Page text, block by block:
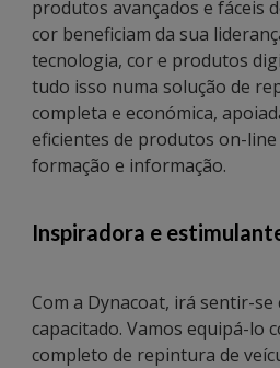
produtos avançados e fáceis
cor beneficiam da sua
tecnologia, cor e produtos
tudo isso numa solução de
completa e económica,
eficientes de produtos on-
formação e informação.
Inspiradora e
Com a Dynacoat, irá sentir-se
capacitado. Vamos equipá-lo
completo de repintura de